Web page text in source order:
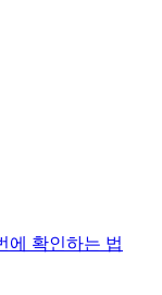
에 확인하는 법